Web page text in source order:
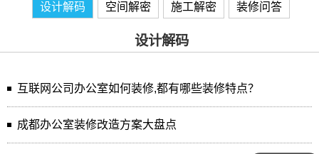
设计解码 空间解密 施工解密 装修问答
设计解码
互联网公司办公室如何装修,都有哪些装修特点？
成都办公室装修改造方案大盘点